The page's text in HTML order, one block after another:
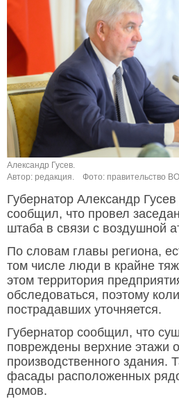
Александр Гусев.
Автор: редакция.
Фото: правительство
Губернатор Александр
сообщил, что провел
штаба в связи с воздушной
По словам главы региона,
том числе люди в крайне
этом территория
обследоваться, поэтому
пострадавших уточняется.
Губернатор сообщил, что
повреждены верхние этажи
производственного здания.
фасады расположенных
домов.